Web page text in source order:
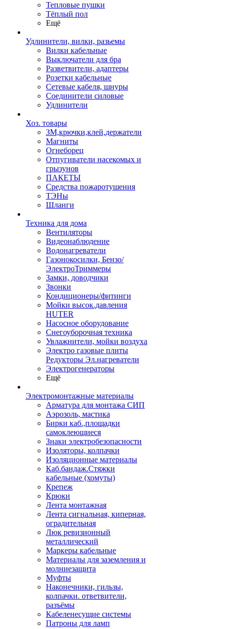
Тепловые пушки
Тёплый пол
Ещё
Удлинители, вилки, разьемы
Вилки кабельные
Выключатели для бра
Разветвители, адаптеры
Розетки кабельные
Сетевые кабеля, шнуры
Соединители силовые
Удлинители
Хоз. товары
ЗМ,крючки,клей,держатели
Магниты
Огнеборец
Отпугиватели насекомых и
грызунов
ПАКЕТЫ
Средства пожаротушения
ТЭНы
Шланги
Техника для дома
Вентиляторы
Видеонаблюдение
Водонагреватели
Газонокосилки, Бензо/
ЭлектроТриммеры
Замки, доводчики
Звонки
Кондиционеры/фитинги
Мойки высок.давления
HUTER
Насосное оборудование
Снегоуборочная техника
Увлажнители, мойки воздуха
Электро газовые плиты
Редукторы Эл.нагреватели
Электрогенераторы
Ещё
Электромонтажные материалы
Арматура для монтажа СИП
Аэрозоль, мастика
Бирки каб.,площадки
самоклеющиеся
Знаки электробезопасности
Изоляторы, колпачки
Изоляционные материалы
Каб.бандаж.Стяжки
кабельные (хомуты)
Крепеж
Крюки
Лента монтажная
Лента сигнальная, киперная,
оградительная
Люк ревизионный
металлический
Маркеры кабельные
Материалы для заземления и
молниезащита
Муфты
Наконечники, гильзы,
колпачки. ответвители,
разъёмы
Кабеленесущие системы
Патроны для ламп